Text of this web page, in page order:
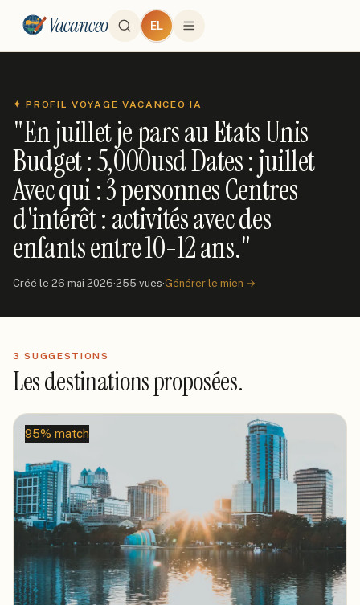
Vacanceo EL
✦ PROFIL VOYAGE VACANCEO IA
"En juillet je pars au Etats Unis
Budget : 5,000usd Dates : juillet
Avec qui : 3 personnes Centres
d'intérêt : activités avec des
enfants entre 10-12 ans."
Créé le 26 mai 2026·255 vues·Générer le mien →
3 SUGGESTIONS
Les destinations proposées.
95% match